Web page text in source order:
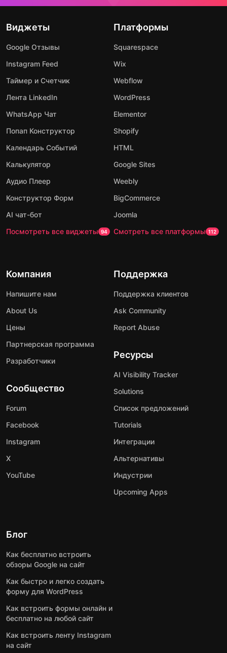
Виджеты
Google Отзывы
Instagram Feed
Таймер и Счетчик
Лента LinkedIn
WhatsApp Чат
Попап Конструктор
Календарь Событий
Калькулятор
Аудио Плеер
Конструктор Форм
AI чат-бот
Посмотреть все виджеты 94
Платформы
Squarespace
Wix
Webflow
WordPress
Elementor
Shopify
HTML
Google Sites
Weebly
BigCommerce
Joomla
Смотреть все платформы 112
Компания
Напишите нам
About Us
Цены
Партнерская программа
Разработчики
Сообщество
Forum
Facebook
Instagram
X
YouTube
Поддержка
Поддержка клиентов
Ask Community
Report Abuse
Ресурсы
AI Visibility Tracker
Solutions
Список предложений
Tutorials
Интеграции
Альтернативы
Индустрии
Upcoming Apps
Блог
Как бесплатно встроить
обзоры Google на сайт
Как быстро и легко создать
форму для WordPress
Как встроить формы онлайн и
бесплатно на любой сайт
Как встроить ленту Instagram
на сайт